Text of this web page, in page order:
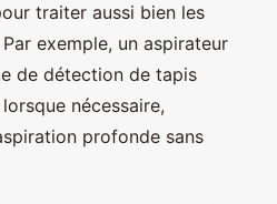
traiter aussi bien les
exemple, un aspirateur
de détection de tapis
nécessaire,
profonde sans